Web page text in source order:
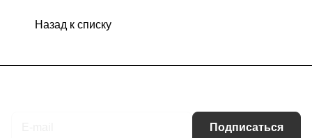
Назад к списку
Подписаться